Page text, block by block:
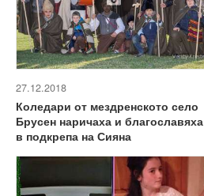
27.12.2018
Коледари от мездренското село
Брусен наричаха и благославяха
в подкрепа на Сияна